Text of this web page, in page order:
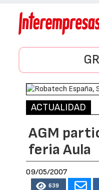
ACTUALIDAD
AGM
feria Aula
09/05/2007
639